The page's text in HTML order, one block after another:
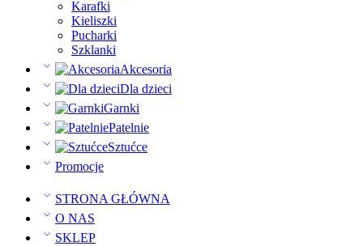
Karafki
Kieliszki
Pucharki
Szklanki
Akcesoria
Dla dzieci
Garnki
Patelnie
Sztućce
Promocje
STRONA GŁÓWNA
O NAS
SKLEP